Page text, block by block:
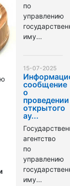
по
управлению
иму...
15-07-2025
сообщение
о
проведении
открытого
ау...
агентство
по
управлению
иму...